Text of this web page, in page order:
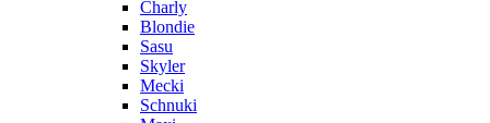
Charly
Blondie
Sasu
Skyler
Mecki
Schnuki